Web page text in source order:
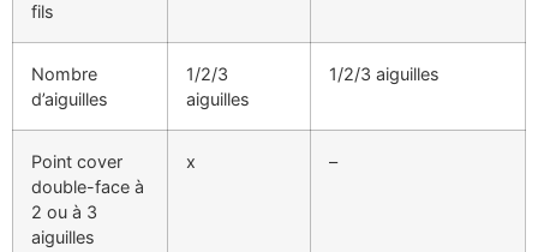
fils
Nombre
d’aiguilles
1/2/3
aiguilles
1/2/3 aiguilles
Point cover
double-face à
2 ou à 3
aiguilles
x –